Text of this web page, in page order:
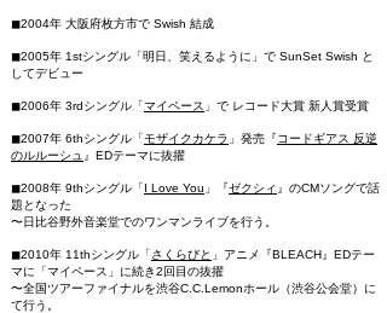
◼︎2004年 大阪府枚方市で Swish 結成
◼︎2005年 1stシングル「明日、笑えるように」で SunSet Swish と
してデビュー
◼︎2006年 3rdシングル「マイペース 」で レコード大賞 新人賞受賞
◼︎2007年 6thシングル「モザイクカケラ 」発売『コードギアス 反逆
のルルーシュ 』EDテーマに抜擢
◼︎2008年 9thシングル「I Love You 」『ゼクシィ 』のCMソングで話
題となった
〜日比谷野外音楽堂でのワンマンライブを行う。
◼︎2010年 11thシングル「さくらびと 」アニメ『BLEACH』EDテー
マに「マイペース」に続き2回目の抜擢
〜全国ツアーファイナルを渋谷C.C.Lemonホール（渋谷公会堂）に
て行う。